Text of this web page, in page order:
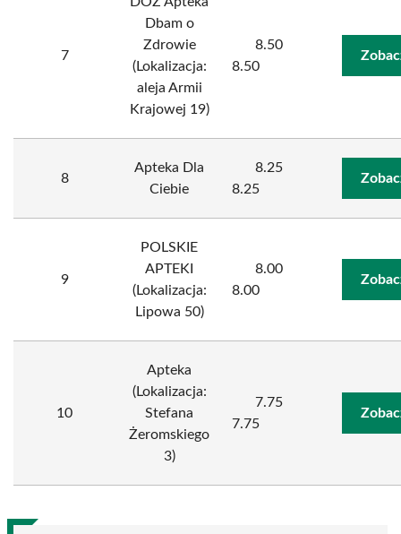
7
Dbam o
Zdrowie
(Lokalizacja:
aleja Armii
Krajowej 19)
8.50
8.50
8
Apteka Dla
Ciebie
8.25
8.25
9
POLSKIE
APTEKI
(Lokalizacja:
Lipowa 50)
8.00
8.00
10
Apteka
(Lokalizacja:
Stefana
Żeromskiego
3)
7.75
7.75